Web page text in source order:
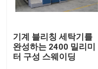
기계 블리칭 세탁기를
완성하는 2400 밀리미
터 구성 스웨이딩